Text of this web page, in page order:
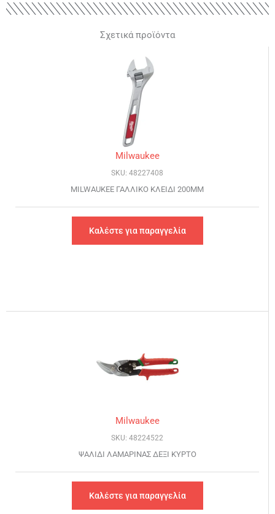
Σχετικά προϊόντα
Milwaukee
SKU: 48227408
MILWAUKEE ΓΑΛΛΙΚΟ ΚΛΕΙΔΙ 200MM
Καλέστε για παραγγελία
Milwaukee
SKU: 48224522
ΨΑΛΙΔΙ ΛΑΜΑΡΙΝΑΣ ΔΕΞΙ ΚΥΡΤΟ
Καλέστε για παραγγελία